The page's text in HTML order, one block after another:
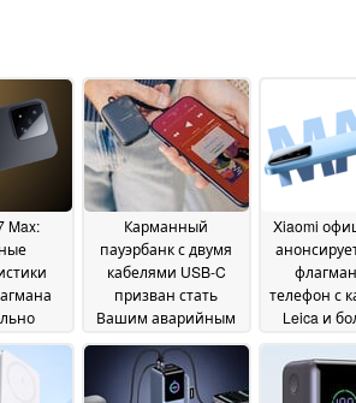
Max:
May 2026
Карманный
пауэрбанк с двумя
кабелями USB-C
призван стать
Вашим аварийным
14 May 2026
Xiaomi
телефон с
Leica и